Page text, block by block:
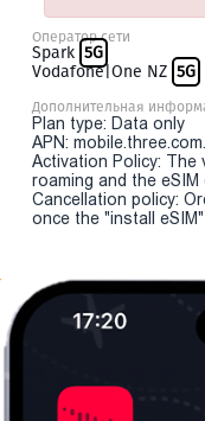
Оператор сети
Spark 5G
Vodafone|One NZ 5G
Дополнительная
Plan type: Data only
APN:
Activation Policy:
roaming and the
Cancellation policy:
once the "install